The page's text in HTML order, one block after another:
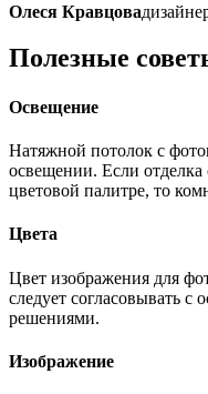
Олеся Кравцова
Полезные
Освещение
Натяжной потолок с
освещении. Если отделка
цветовой палитре, то
Цвета
Цвет изображения для
следует согласовывать
решениями.
Изображение